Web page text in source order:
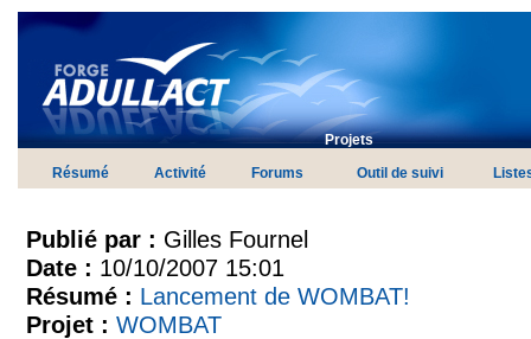
Projets
Résumé Activité Forums Outil de suivi
Publié par : Gilles Fournel
Date : 10/10/2007 15:01
Résumé : Lancement de WOMBAT!
Projet : WOMBAT